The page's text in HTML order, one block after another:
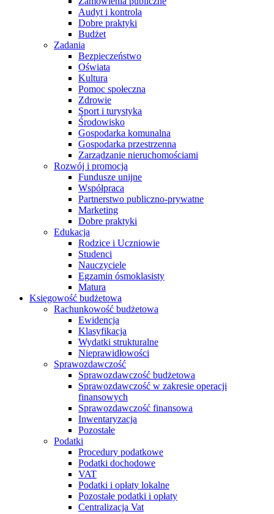
Audyt i kontrola
Dobre praktyki
Budżet
Zadania
Bezpieczeństwo
Oświata
Kultura
Pomoc społeczna
Zdrowie
Sport i turystyka
Środowisko
Gospodarka komunalna
Gospodarka przestrzenna
Zarządzanie nieruchomościami
Rozwój i promocja
Fundusze unijne
Współpraca
Partnerstwo publiczno-prywatne
Marketing
Dobre praktyki
Edukacja
Rodzice i Uczniowie
Studenci
Nauczyciele
Egzamin ósmoklasisty
Matura
Księgowość budżetowa
Rachunkowość budżetowa
Ewidencja
Klasyfikacja
Wydatki strukturalne
Nieprawidłowości
Sprawozdawczość
Sprawozdawczość budżetowa
Sprawozdawczość w zakresie operacji
finansowych
Sprawozdawczość finansowa
Inwentaryzacja
Pozostałe
Podatki
Procedury podatkowe
Podatki dochodowe
VAT
Podatki i opłaty lokalne
Pozostałe podatki i opłaty
Centralizacja Vat